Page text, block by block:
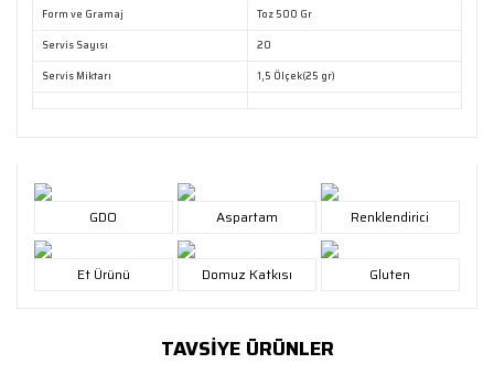
Form ve Gramaj
Toz 500 Gr
Servis Sayısı
20
Servis Miktarı
1,5 Ölçek(25 gr)
GDO Aspartam Renklendirici
Et Ürünü Domuz Katkısı Gluten
TAVSİYE ÜRÜNLER